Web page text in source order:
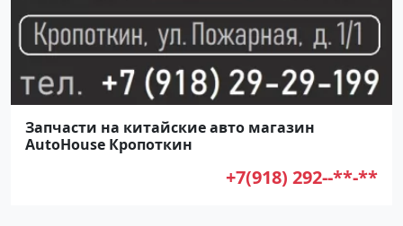
Запчасти на китайские авто магазин
AutoHouse Кропоткин
+7(918) 292--**-**